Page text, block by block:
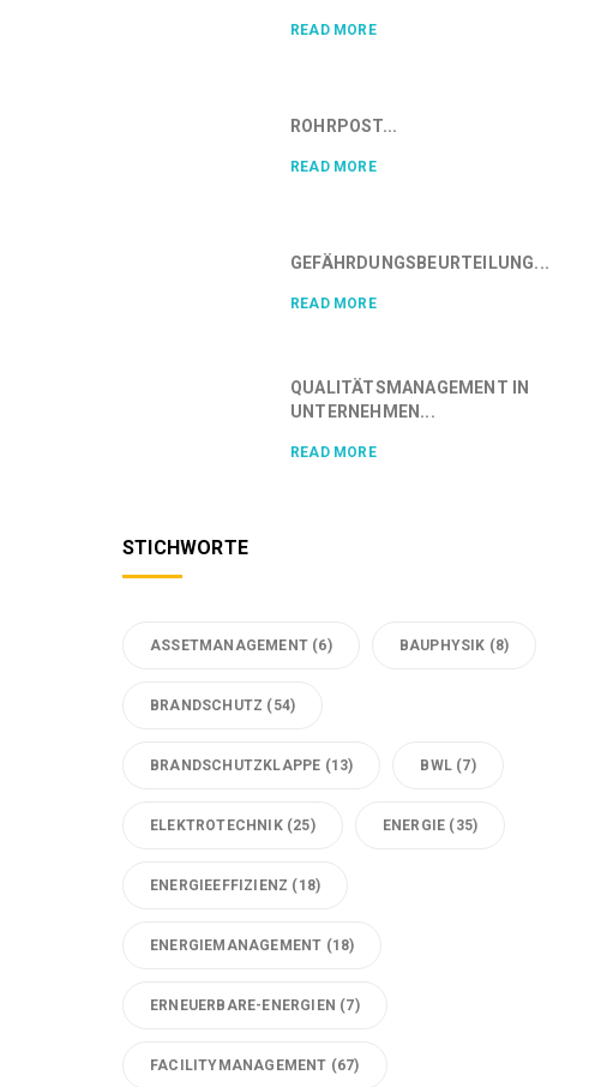
READ MORE
ROHRPOST...
READ MORE
GEFÄHRDUNGSBEURTEILUNG...
READ MORE
QUALITÄTSMANAGEMENT IN
UNTERNEHMEN...
READ MORE
STICHWORTE
ASSETMANAGEMENT (6) BAUPHYSIK (8)
BRANDSCHUTZ (54)
BRANDSCHUTZKLAPPE (13) BWL (7)
ELEKTROTECHNIK(25) ENERGIE (35)
ENERGIEEFFIZIENZ (18)
ENERGIEMANAGEMENT (18)
ERNEUERBARE-ENERGIEN (7)
FACILITYMANAGEMENT (67)